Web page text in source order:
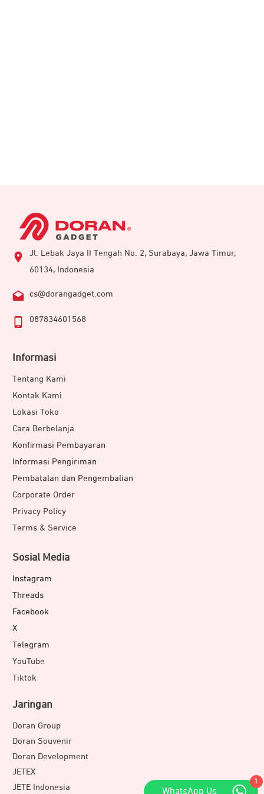
Jl. Lebak Jaya II Tengah No. 2, Surabaya, Jawa Timur,
60134, Indonesia
cs@dorangadget.com
087834601568
Informasi
Tentang Kami
Kontak Kami
Lokasi Toko
Cara Berbelanja
Konfirmasi Pembayaran
Informasi Pengiriman
Pembatalan dan Pengembalian
Corporate Order
Privacy Policy
Terms & Service
Sosial Media
Instagram
Threads
Facebook
X
Telegram
YouTube
Tiktok
Jaringan
Doran Group
Doran Souvenir
Doran Development
JETEX
JETE Indonesia
1
WhatsApp Us